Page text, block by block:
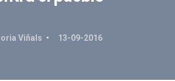
Viñals 13-09-2016